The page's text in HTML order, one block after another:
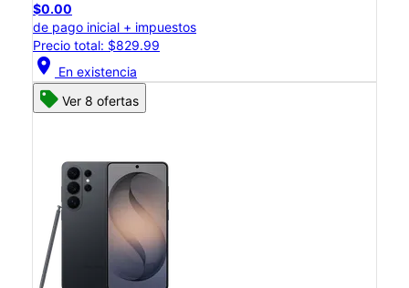
$0.00
de pago inicial + impuestos
Precio total: $829.99
location_on En existencia
Ver 8 ofertas